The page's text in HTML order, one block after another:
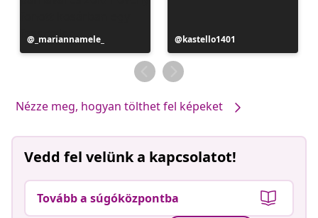
Bejegyzés
közzétevője
_mariannamele_
Bejegyzés
közzétevője
kastello1401
Nézze meg, hogyan tölthet fel képeket
Vedd fel velünk a kapcsolatot!
Tovább a súgóközpontba